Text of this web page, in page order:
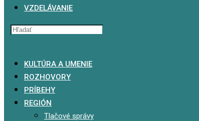
VZDELÁVANIE
KULTÚRA A UMENIE
ROZHOVORY
PRÍBEHY
REGIÓN
Tlačové správy